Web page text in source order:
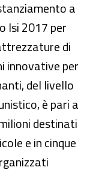
a
Isi 2017 per
di
innovative per
del livello
è pari a
destinati
e in cinque